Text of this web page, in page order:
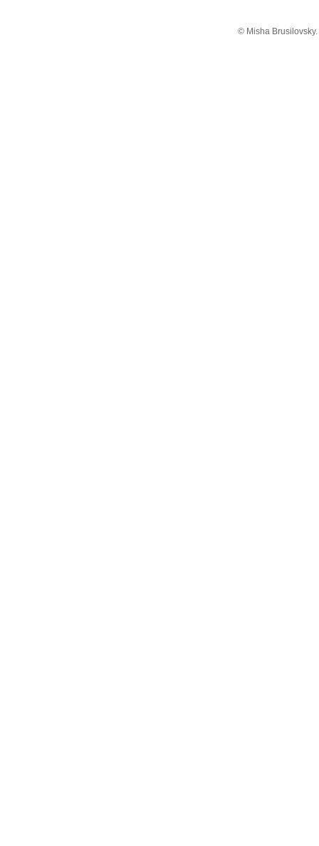
© Misha Brusilovsky.